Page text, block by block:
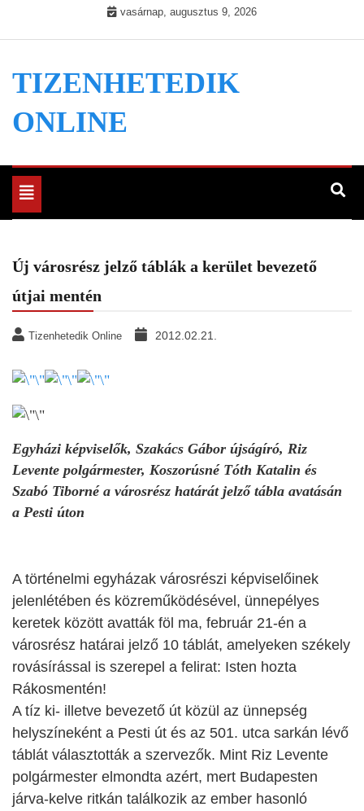
vasárnap, augusztus 9, 2026
TIZENHETEDIK
ONLINE
Toggle
navigation
Új városrész jelző táblák a kerület bevezető
útjai mentén
Tizenhetedik Online 2012.02.21.
Egyházi képviselők, Szakács Gábor újságíró, Riz
Levente polgármester, Koszorúsné Tóth Katalin és
Szabó Tiborné a városrész határát jelző tábla avatásán
a Pesti úton
A történelmi egyházak városrészi képviselőinek
jelenlétében és közreműködésével, ünnepélyes
keretek között avatták föl ma, február 21-én a
városrész határai jelző 10 táblát, amelyeken székely
rovásírással is szerepel a felirat: Isten hozta
Rákosmentén!
A tíz ki- illetve bevezető út közül az ünnepség
helyszíneként a Pesti út és az 501. utca sarkán lévő
táblát választották a szervezők. Mint Riz Levente
polgármester elmondta azért, mert Budapesten
járva-kelve ritkán találkozik az ember hasonló